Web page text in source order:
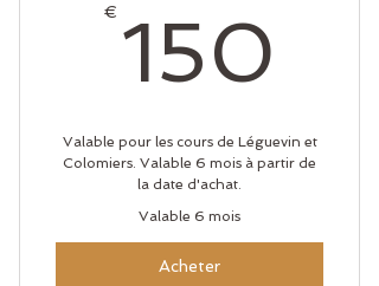
€ 150
Valable pour les cours de Léguevin et
Colomiers. Valable 6 mois à partir de
la date d'achat.
Valable 6 mois
Acheter